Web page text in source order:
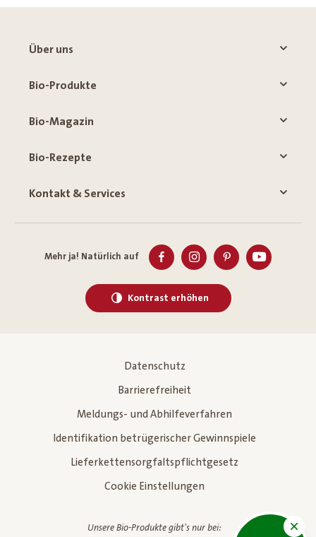
Über uns
Bio-Produkte
Bio-Magazin
Bio-Rezepte
Kontakt & Services
Mehr ja! Natürlich auf
Kontrast erhöhen
Datenschutz
Barrierefreiheit
Meldungs- und Abhilfeverfahren
Identifikation betrügerischer Gewinnspiele
Lieferkettensorgfaltspflichtgesetz
Cookie Einstellungen
Unsere Bio-Produkte gibt's nur bei: